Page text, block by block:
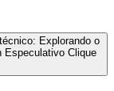
Explorando o
Especulativo Clique